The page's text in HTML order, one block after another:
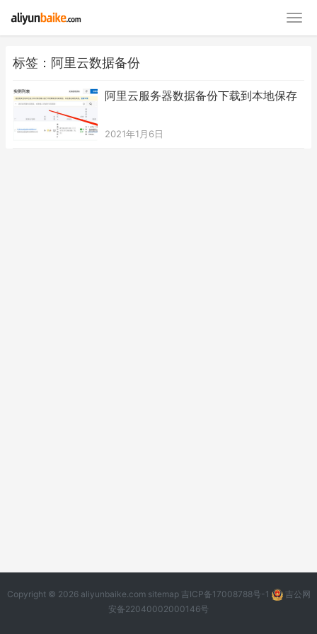
标签：阿里云数据备份
阿里云服务器数据备份下载到本地保存
2021年1月6日
Copyright © 2026 aliyunbaike.com sitemap 吉ICP备17008788号-1
吉公网
安备22040002000146号